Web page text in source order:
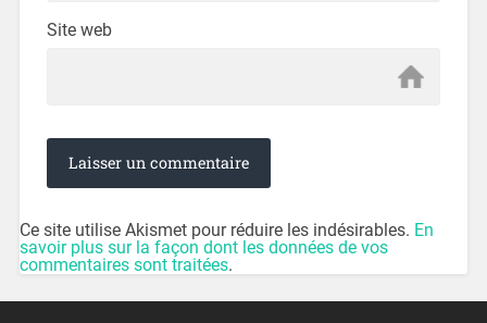
Site web
Ce site utilise Akismet pour réduire les indésirables. En
savoir plus sur la façon dont les données de vos
commentaires sont traitées.